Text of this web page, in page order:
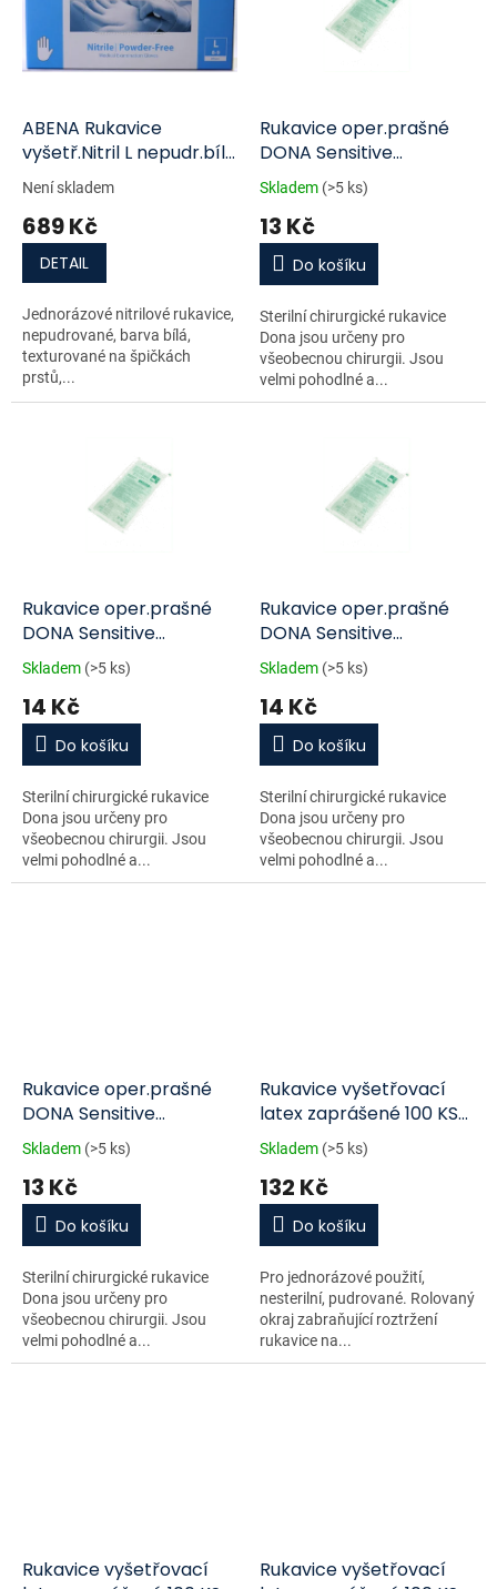
d
u
ABENA Rukavice
vyšetř.Nitril L nepudr.bílé
200ks
Není skladem
689 Kč
DETAIL
Jednorázové nitrilové rukavice,
nepudrované, barva bílá,
texturované na špičkách
prstů,...
Rukavice oper.prašné
DONA Sensitive
vel.9/pár
Skladem (>5 ks)
13 Kč
Do košíku
Sterilní chirurgické rukavice
Dona jsou určeny pro
všeobecnou chirurgii. Jsou
velmi pohodlné a...
Rukavice oper.prašné
DONA Sensitive
vel.8.5/pár
Skladem (>5 ks)
14 Kč
Do košíku
Sterilní chirurgické rukavice
Dona jsou určeny pro
všeobecnou chirurgii. Jsou
velmi pohodlné a...
Rukavice oper.prašné
DONA Sensitive
vel.7/pár
Skladem (>5 ks)
14 Kč
Do košíku
Sterilní chirurgické rukavice
Dona jsou určeny pro
všeobecnou chirurgii. Jsou
velmi pohodlné a...
Rukavice oper.prašné
DONA Sensitive
vel.7.5/pár
Skladem (>5 ks)
13 Kč
Do košíku
Sterilní chirurgické rukavice
Dona jsou určeny pro
všeobecnou chirurgii. Jsou
velmi pohodlné a...
Rukavice vyšetřovací
latex zaprášené 100 KS
VEL.M
Skladem (>5 ks)
132 Kč
Do košíku
Pro jednorázové použití,
nesterilní, pudrované. Rolovaný
okraj zabraňující roztržení
rukavice na...
Rukavice vyšetřovací
Rukavice vyšetřovací